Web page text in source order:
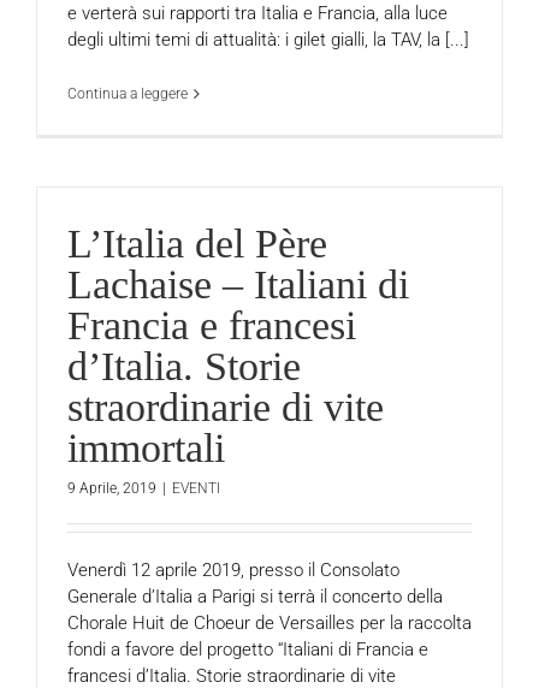
e verterà sui rapporti tra Italia e Francia, alla luce
degli ultimi temi di attualità: i gilet gialli, la TAV, la [...]
Continua a leggere
L’Italia del Père
Lachaise – Italiani di
Francia e francesi
d’Italia. Storie
straordinarie di vite
immortali
9 Aprile, 2019 | EVENTI
Venerdì 12 aprile 2019, presso il Consolato
Generale d’Italia a Parigi si terrà il concerto della
Chorale Huit de Choeur de Versailles per la raccolta
fondi a favore del progetto “Italiani di Francia e
francesi d’Italia. Storie straordinarie di vite